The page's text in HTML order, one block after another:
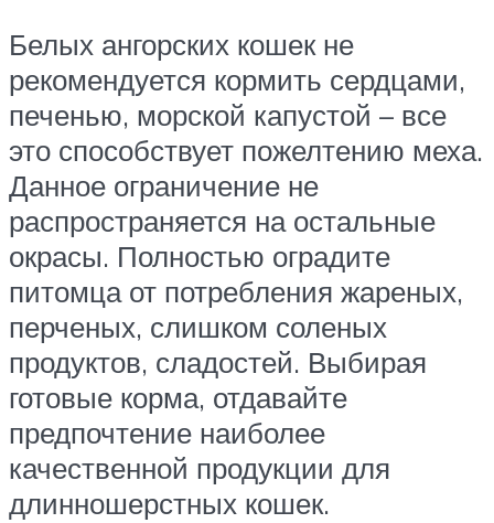
Белых ангорских кошек не
рекомендуется кормить сердцами,
печенью, морской капустой – все
это способствует пожелтению меха.
Данное ограничение не
распространяется на остальные
окрасы. Полностью оградите
питомца от потребления жареных,
перченых, слишком соленых
продуктов, сладостей. Выбирая
готовые корма, отдавайте
предпочтение наиболее
качественной продукции для
длинношерстных кошек.